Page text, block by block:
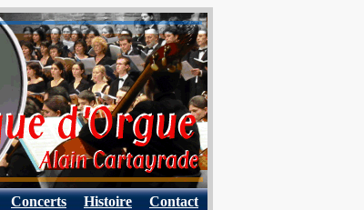
Concerts Histoire Contact